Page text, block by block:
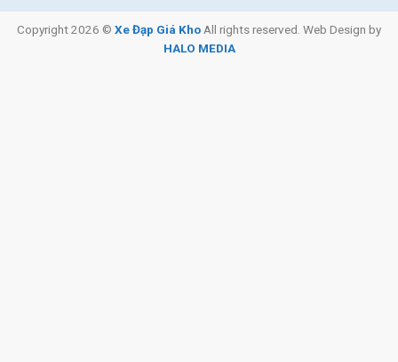
Copyright 2026 © Xe Đạp Giá KhoAll rights reserved. Web Design by
HALO MEDIA